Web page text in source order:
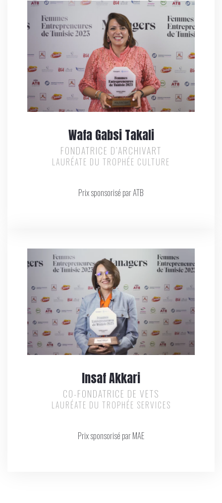
Wafa Gabsi Takali
FONDATRICE D’ARCHIVART
LAURÉATE DU TROPHÉE CULTURE
Prix sponsorisé par ATB
Insaf Akkari
CO-FONDATRICE DE VETS
LAURÉATE DU TROPHÉE SERVICES
Prix sponsorisé par MAE